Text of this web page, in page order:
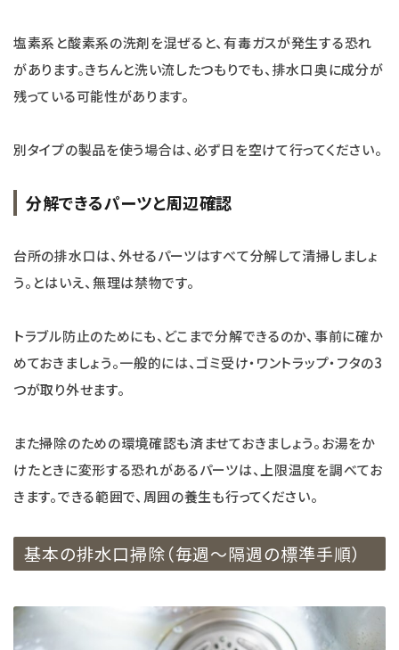
塩素系と酸素系の洗剤を混ぜると、有毒ガスが発生する恐れ
があります。きちんと洗い流したつもりでも、排水口奥に成分が
残っている可能性があります。
別タイプの製品を使う場合は、必ず日を空けて行ってください。
分解できるパーツと周辺確認
台所の排水口は、外せるパーツはすべて分解して清掃しましょ
う。とはいえ、無理は禁物です。
トラブル防止のためにも、どこまで分解できるのか、事前に確か
めておきましょう。一般的には、ゴミ受け・ワントラップ・フタの3
つが取り外せます。
また掃除のための環境確認も済ませておきましょう。お湯をか
けたときに変形する恐れがあるパーツは、上限温度を調べてお
きます。できる範囲で、周囲の養生も行ってください。
基本の排水口掃除（毎週〜隔週の標準手順）